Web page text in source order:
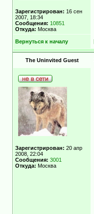
Зарегистрирован: 16 сен
2007, 18:34
Сообщения: 10851
Откуда: Москва
Вернуться к началу
The Uninvited Guest
Зарегистрирован: 20 апр
2008, 22:04
Сообщения: 3001
Откуда: Москва